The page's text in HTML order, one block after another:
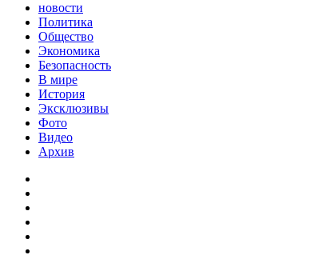
новости
Политика
Общество
Экономика
Безопасность
В мире
История
Эксклюзивы
Фото
Видео
Архив